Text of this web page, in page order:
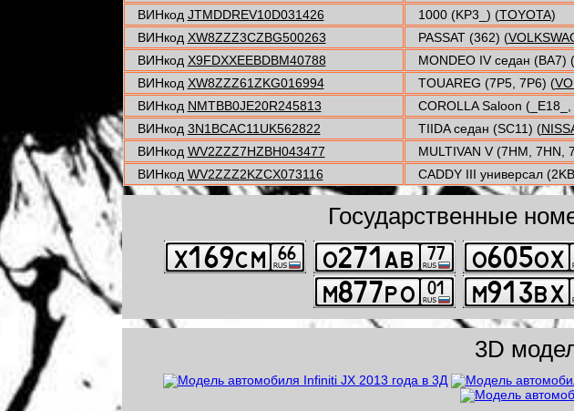
ВИНкод JTMDDREV10D031426 1000 (KP3_) (TOYOTA)
ВИНкод XW8ZZZ3CZBG500263 PASSAT (362) (
ВИНкод X9FDXXEEBDBM40788 MONDEO IV седан (BA7) (
ВИНкод XW8ZZZ61ZKG016994 TOUAREG (7P5, 7P6) (
ВИНкод NMTBB0JE20R245813 COROLLA Saloon
ВИНкод 3N1BCAC11UK562822 TIIDA седан (SC11) (
ВИНкод WV2ZZZ7HZBH043477 MULTIVAN V (7HM, 7HN,
ВИНкод WV2ZZZ2KZCX073116 CADDY III универсал
Государственные
3D